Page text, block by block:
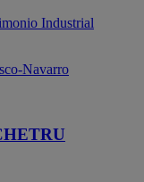
Industrial
Navarro